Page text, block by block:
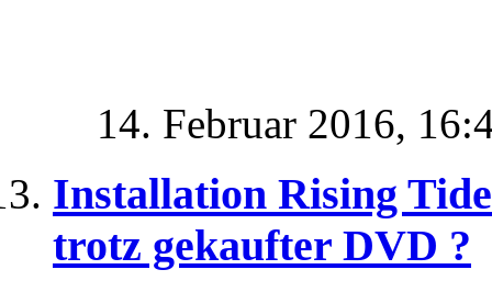
14. Februar 2016,
Installation Rising
trotz gekaufter DVD ?